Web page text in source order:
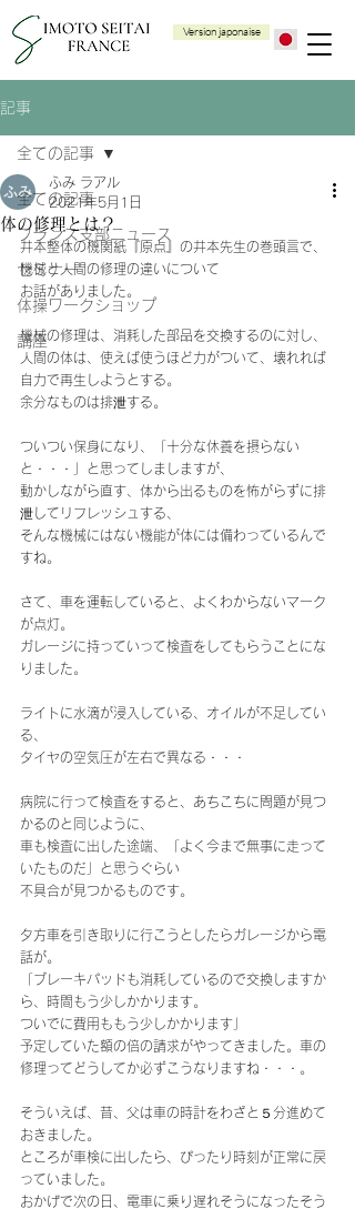
Version japonaise
記事
全ての記事
フランス支部ニュース
セミナー
体操ワークショップ
講座
全ての記事
体の修理とは？
ふみ ラアル
2021年5月1日
井本整体の機関紙『原点』の井本先生の巻頭言で、
機械と人間の修理の違いについて
お話がありました。
機械の修理は、消耗した部品を交換するのに対し、
人間の体は、使えば使うほど力がついて、壊れれば
自力で再生しようとする。
余分なものは排泄する。
ついつい保身になり、「十分な休養を摂らない
と・・・」と思ってしましますが、
動かしながら直す、体から出るものを怖がらずに排
泄してリフレッシュする、
そんな機械にはない機能が体には備わっているんで
すね。
さて、車を運転していると、よくわからないマーク
が点灯。
ガレージに持っていって検査をしてもらうことにな
りました。
ライトに水滴が浸入している、オイルが不足してい
る、
タイヤの空気圧が左右で異なる・・・
病院に行って検査をすると、あちこちに問題が見つ
かるのと同じように、
車も検査に出した途端、「よく今まで無事に走って
いたものだ」と思うぐらい
不具合が見つかるものです。
夕方車を引き取りに行こうとしたらガレージから電
話が。
「ブレーキパッドも消耗しているので交換しますか
ら、時間もう少しかかります。
ついでに費用ももう少しかかります」
予定していた額の倍の請求がやってきました。車の
修理ってどうしてか必ずこうなりますね・・・。
そういえば、昔、父は車の時計をわざと５分進めて
おきました。
ところが車検に出したら、ぴったり時刻が正常に戻
っていました。
おかげで次の日、電車に乗り遅れそうになったそう